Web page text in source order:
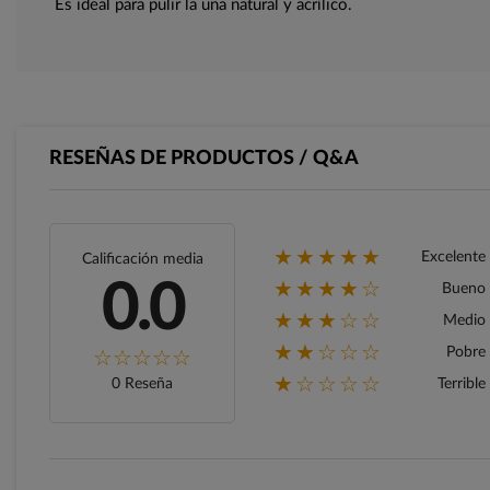
Es ideal para pulir la uña natural y acrílico.
RESEÑAS DE PRODUCTOS / Q&A
Calificación media
0.0
0 Reseña
★★★★★ Excelente
★★★★☆ Bueno
★★★☆☆ Medio
★★☆☆☆ Pobre
★☆☆☆☆ Terrible